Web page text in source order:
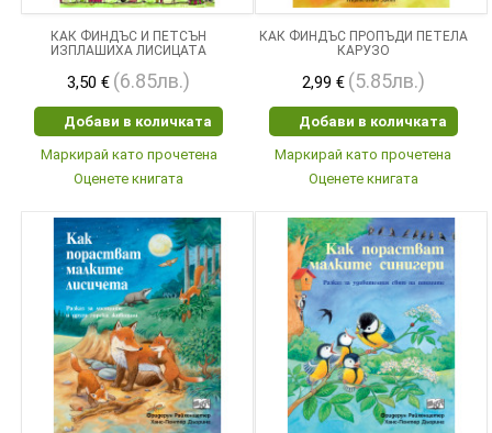
КАК ФИНДЪС И ПЕТСЪН
ИЗПЛАШИХА ЛИСИЦАТА
3,50 € (6.85лв.)
Добави в количката
Маркирай като прочетена
Оценете книгата
КАК ФИНДЪС ПРОПЪДИ ПЕТЕЛА
КАРУЗО
2,99 € (5.85лв.)
Добави в количката
Маркирай като прочетена
Оценете книгата